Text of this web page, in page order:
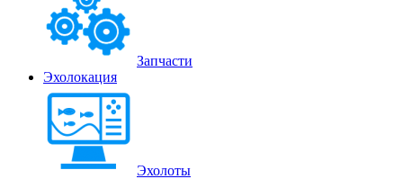
Запчасти
Эхолокация
Эхолоты